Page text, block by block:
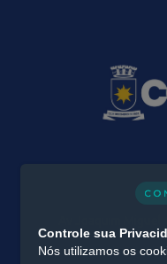
Controle sua
Nós utilizamos os